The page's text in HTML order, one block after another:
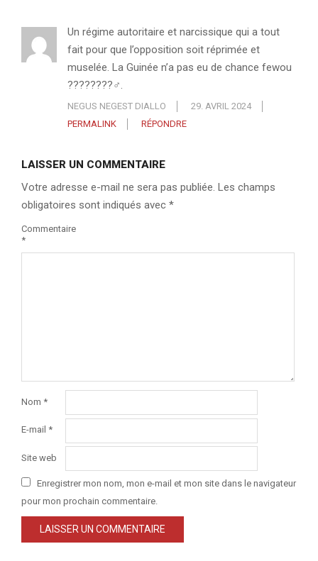
Un régime autoritaire et narcissique qui a tout
fait pour que l’opposition soit réprimée et
muselée. La Guinée n’a pas eu de chance fewou
????????‍♂️.
NEGUS NEGEST DIALLO
29. AVRIL 2024
PERMALINK
RÉPONDRE
LAISSER UN COMMENTAIRE
Votre adresse e-mail ne sera pas publiée. Les champs
obligatoires sont indiqués avec *
Commentaire
*
Nom *
E-mail *
Site web
Enregistrer mon nom, mon e-mail et mon site dans le navigateur
pour mon prochain commentaire.